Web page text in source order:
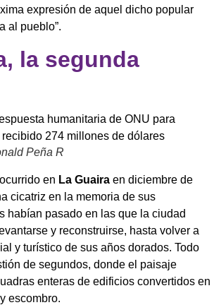
expresión de aquel dicho popular
al pueblo”.
la segunda
Peña R
en La Guaira en diciembre de
cicatriz en la memoria de sus
habían pasado en las que la ciudad
y reconstruirse, hasta volver a
y turístico de sus años dorados. Todo
de segundos, donde el paisaje
enteras de edificios convertidos en
escombro.